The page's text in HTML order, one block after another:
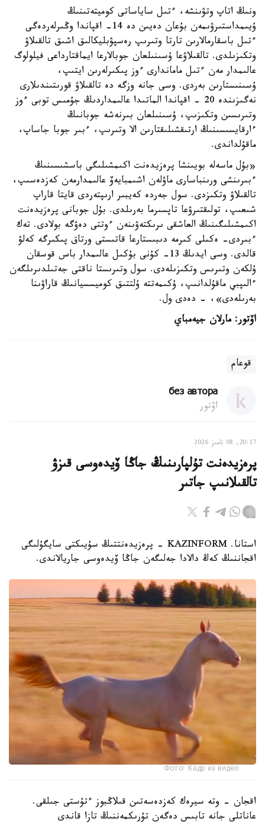
ونىڭ اتاپ وتۋىنشە، ءتىل ساياساتى كوميتەتىنىڭ
ۇيىمداستىرۋىمەن بۇعان دەيىن دە 14- اقپاندا وڭىرلەردەگى
ءتىل باسقارمالارىن تارتا وتىرىپ رەسپۋبليكالىق اشىق تالقىلاۋ
وتكىزىلدى. تالقىلاۋعا ۇسىنىلعان جوبالارعا ايماقتارداعى فيلولوگ
عالىمدار مەن ءتىل ماماندارى ءوز پىكىرلەرىن ايتىپ،
ۇسىنىستارىن بەردى. وسى جانە وزگە دە تالقىلاۋ قورىتىندىلارى
نەگىزىندە 20 - اقپاندا الماتىدا عالىمداردىڭ جۇمىس توبى ءوز
وتىرىسىن وتكىزىپ، ۇسىنىلعان بىرنەشە جوبانىڭ
ءارقايسىسىنىڭ ارتىقشىلىقتارىن الا وتىرىپ، ءبىر جوبا جاساپ،
ماقۇلداندى.
«بۇل ماسەلە بويىنشا پرەزيدەنت اكىمشىلىگى باسشىسىنىڭ
ءبىرىنشى ورىنباسارى ماۋلەن اشىمبايەۆ عالىمدارمەن كەزدەسىپ،
تالقىلاۋ وتكىزدى. سول جەردە كەيبىر ارىپتەردى قايتا قاراپ
شىعىپ، تولىقتىرۋعا تاپسىرما بەرىلدى. بۇل جوبانى پرەزيدەنت
اكىمشىلىگىنىڭ العاشقى ىرىكتەۋىنەن ءوتتى دەۋگە بولادى. تەك
ءبىردى- ەكىلى كىرمە دىبىستارعا قاتىستى ورتاق پىكىرگە كەلۋ
قالدى. وسى ايدىڭ 13- كۇنى بۇكىل عالىمدار باس قوسقان
ۇلكەن وتىرىس وتكىزىلەدى. سول وتىرىستا ناقتى جەتىلدىرىلگەن
ءالىپبي ماقۇلدانىپ، ۇكىمەتتە ۇلتتىق كوميسسيانىڭ قاراۋىنا
بەرىلەدى»، - دەدى ول.
اۆتور: مارلان جيەمباي
قوعام
без автора
اۆتور
20:17, 08 تامىز 2026
پرەزيدەنت تۇلپارىنىڭ جاڭا ۆيدەوسى قىزۋ
تالقىلانىپ جاتىر
استانا. KAZINFORM - پرەزيدەنتتىڭ سۇيىكتى سايگۇلىگى
اقجاننىڭ كەڭ دالادا جەلىگەن جاڭا ۆيدەوسى جاريالاندى.
Фото: Кадр из видео
اقجان - وتە سيرەك كەزدەسەتىن قىلاڭبوز ءتۇستى جىلقى.
عاناتلى جانە تابىس دەگەن تۇرىكمەننىڭ تازا قاندى